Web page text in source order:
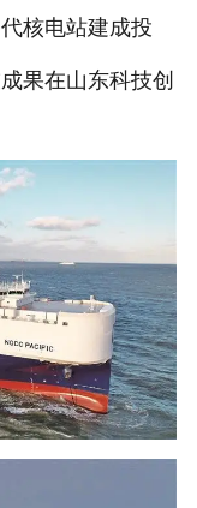
核电站建成投
果在山东科技创